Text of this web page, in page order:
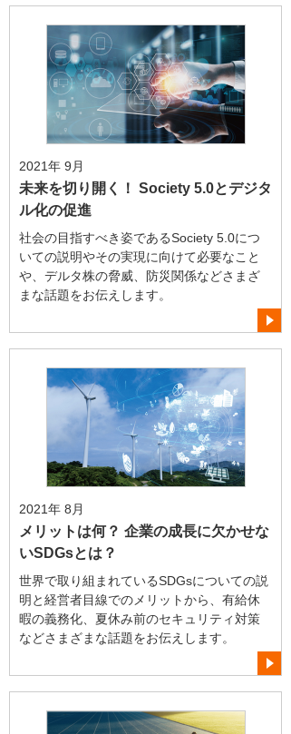
2021年 9月
未来を切り開く！ Society 5.0とデジタ
ル化の促進
社会の目指すべき姿であるSociety 5.0につ
いての説明やその実現に向けて必要なこと
や、デルタ株の脅威、防災関係などさまざ
まな話題をお伝えします。
2021年 8月
メリットは何？ 企業の成長に欠かせな
いSDGsとは？
世界で取り組まれているSDGsについての説
明と経営者目線でのメリットから、有給休
暇の義務化、夏休み前のセキュリティ対策
などさまざまな話題をお伝えします。